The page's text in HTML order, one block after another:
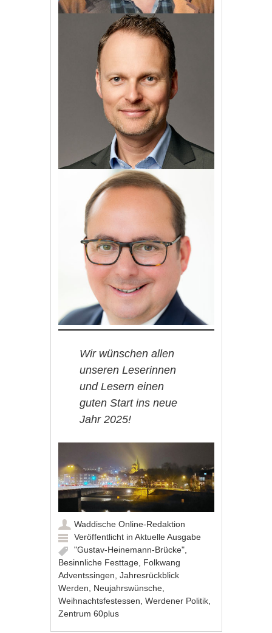
Wir wünschen allen
unseren Leserinnen
und Lesern einen
guten Start ins neue
Jahr 2025!
Waddische Online-Redaktion
Veröffentlicht inAktuelle Ausgabe
"Gustav-Heinemann-Brücke"
Besinnliche Festtage Folkwang
Adventssingen ,Jahresrückblick
Werden
Neujahrswünsche
Weihnachtsfestessen ,Werdener Politik
Zentrum 60plus